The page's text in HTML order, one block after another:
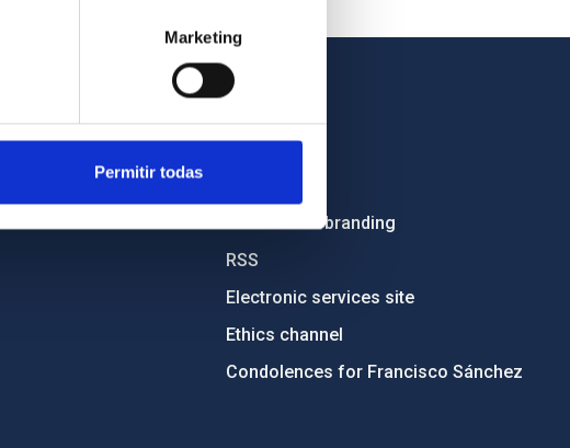
Marketing
Permitir todas
OTHER LINKS
Employment
Institutional branding
RSS
Electronic services site
Ethics channel
Condolences for Francisco Sánchez